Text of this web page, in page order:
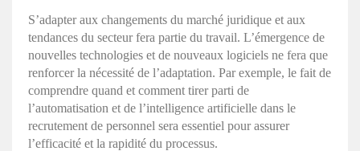
S’adapter aux changements du marché juridique et aux
tendances du secteurfera partie du travail. L’émergence de
nouvelles technologies et de nouveaux logiciels ne fera que
renforcer la nécessité de l’adaptation. Par exemple, le fait de
comprendre quand et comment tirer parti de
l’automatisation et de l’intelligence artificielle dans le
recrutement de personnel sera essentiel pour assurer
l’efficacité et la rapidité du processus.